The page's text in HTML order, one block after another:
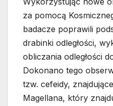
za pomocą
badacze poprawili
drabinki odległości,
obliczania odległości
Dokonano tego
tzw. cefeidy,
Magellana, który